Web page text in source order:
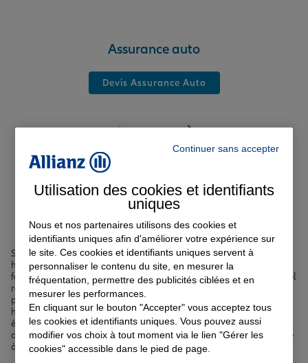
Assurance auto
Devis Assurance Auto
Nos offres d'assurance en
Meuse
Située dans le Grand Est, laMeuseest un département riche en
histoire et en patrimoine. Des champs de bataille de Verdun aux
fortifications de Vauban à Montmédy, en passant par le Parc naturel
régional de Lorraine, la Meuse offre une grande diversité de
paysages et d'activités. Avec une population d'environ 190 000
habitants, le département est principalement rural, mais compte
également des villes dynamiques comme Bar-le-Duc, préfecture du
département, et Verdun, célèbre pour sa citadelle et son histoire liée
à la Première Guerre mondiale.
Continuer sans accepter
Utilisation des cookies et identifiants
uniques
Nous et nos partenaires utilisons des cookies et
identifiants uniques afin d'améliorer votre expérience sur
le site. Ces cookies et identifiants uniques servent à
personnaliser le contenu du site, en mesurer la
fréquentation, permettre des publicités ciblées et en
mesurer les performances.
En cliquant sur le bouton "Accepter" vous acceptez tous
les cookies et identifiants uniques. Vous pouvez aussi
modifier vos choix à tout moment via le lien "Gérer les
cookies" accessible dans le pied de page.